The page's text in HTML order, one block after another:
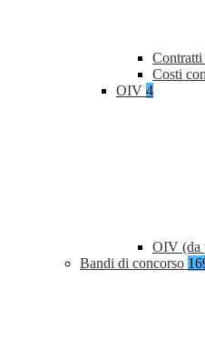
Costi
OIV 4
OIV (da
Bandi di concorso